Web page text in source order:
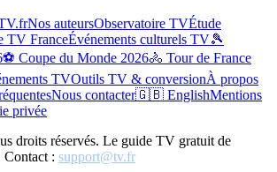
Nos auteursObservatoire TVÉtude
TV FranceÉvénements culturels TV🎾
⚽ Coupe du Monde 2026🚴 Tour de France
TVOutils TV & conversionÀ propos
Nous contacter🇬🇧 EnglishMentions
privée
droits réservés. Le guide TV gratuit de
Contact : support@tv.fr